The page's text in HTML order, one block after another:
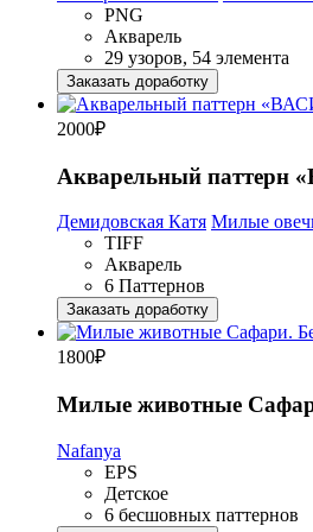
PNG
Акварель
29 узоров, 54 элемента
Заказать доработку
2000₽
Акварельный
Демидовская Катя Милые
TIFF
Акварель
6 Паттернов
Заказать доработку
1800₽
Милые животные
Nafanya
EPS
Детское
6 бесшовных паттернов